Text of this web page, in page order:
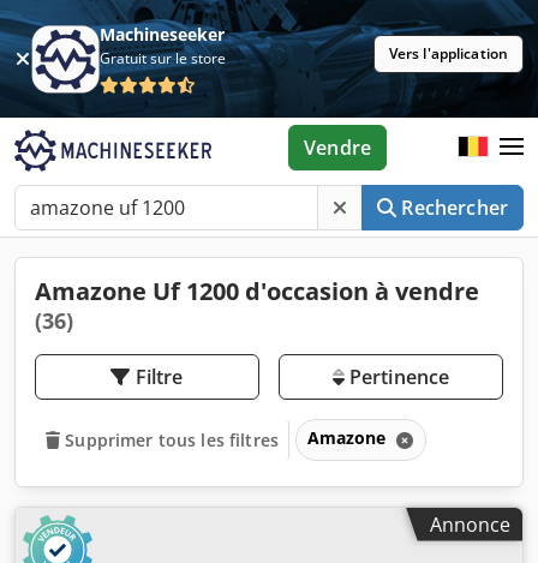
Machineseeker
Gratuit sur le store Vers l'application
Rechercher
Vendre
Amazone Uf 1200 d'occasion à vendre
(36)
Filtre Pertinence
Supprimer tous les filtres Amazone
Annonce